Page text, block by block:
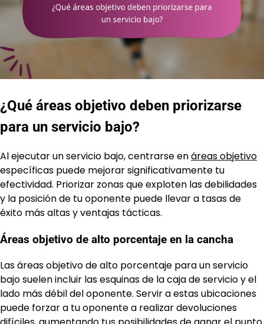
¿Qué áreas objetivo deben priorizarse
para un servicio bajo?
Al ejecutar un servicio bajo, centrarse enáreas objetivo
específicas puede mejorar significativamente tu
efectividad. Priorizar zonas que exploten las debilidades
y la posición de tu oponente puede llevar a tasas de
éxito más altas y ventajas tácticas.
Áreas objetivo de alto porcentaje en la cancha
Las áreas objetivo de alto porcentaje para un servicio
bajo suelen incluir las esquinas de la caja de servicio y el
lado más débil del oponente. Servir a estas ubicaciones
puede forzar a tu oponente a realizar devoluciones